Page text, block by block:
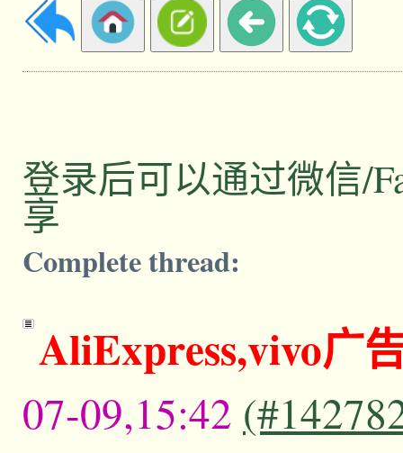
登录后可以通过微信/
享
Complete thread:
AliExpress,vivo广
07-09,15:42